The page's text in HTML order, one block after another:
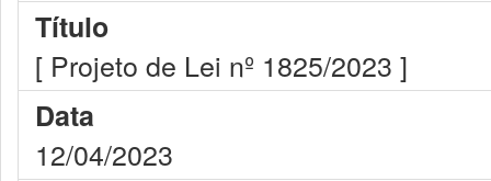
Título
[ Projeto de Lei nº 1825/2023 ]
Data
12/04/2023